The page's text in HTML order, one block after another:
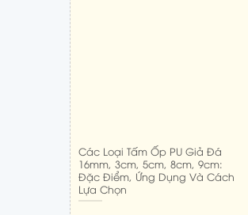
Các Loại Tấm Ốp PU Giả Đá
16mm, 3cm, 5cm, 8cm, 9cm:
Đặc Điểm, Ứng Dụng Và Cách
Lựa Chọn